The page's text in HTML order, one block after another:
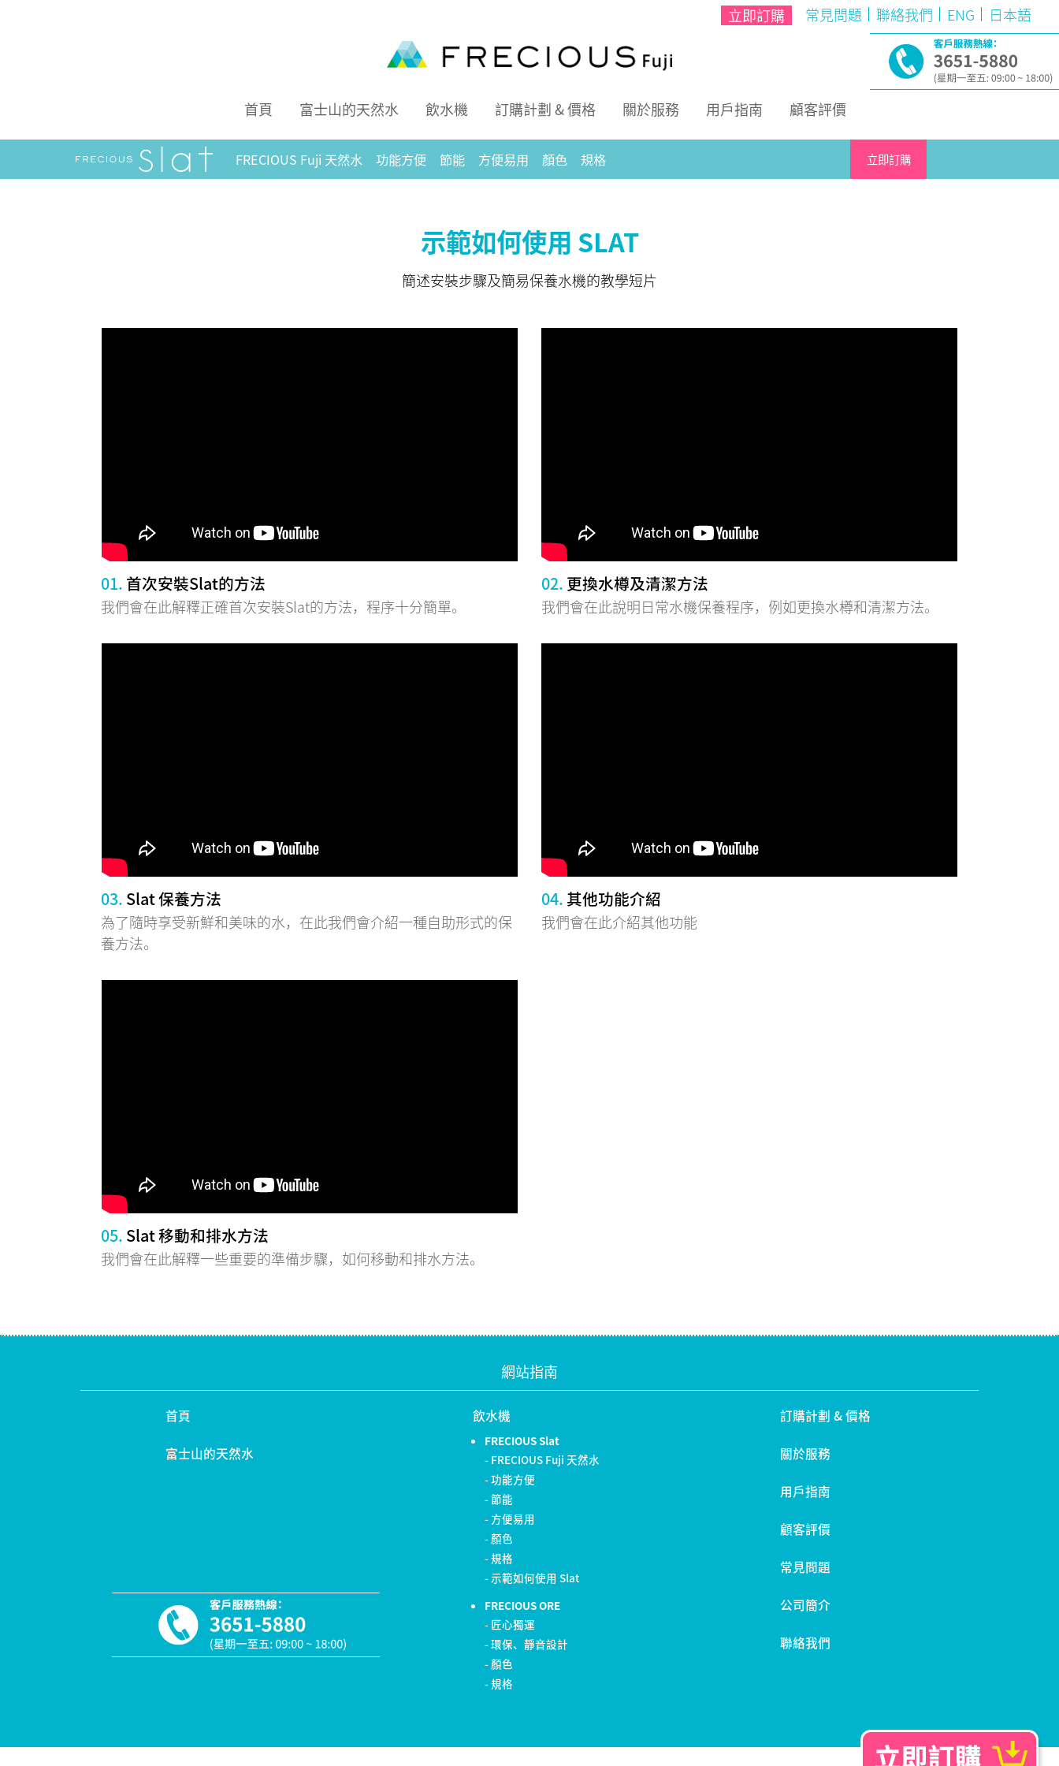
立即訂購 常見問題 聯絡我們 ENG 日本語
首頁 富士山的天然水 飲水機 訂購計劃 & 價格 關於服務 用戶指南 顧客評價
FRECIOUS Fuji 天然水 功能方便 節能 方便易用 顏色 規格 立即訂購
示範如何使用 SLAT
簡述安裝步驟及簡易保養水機的教學短片
01. 首次安裝Slat的方法
我們會在此解釋正確首次安裝Slat的方法，程序十分簡單。
02. 更換水樽及清潔方法
我們會在此說明日常水機保養程序，例如更換水樽和清潔方法。
03. Slat 保養方法
為了隨時享受新鮮和美味的水，在此我們會介紹一種自助形式的保
養方法。
04. 其他功能介紹
我們會在此介紹其他功能
05. Slat 移動和排水方法
我們會在此解釋一些重要的準備步驟，如何移動和排水方法。
網站指南
首頁
富士山的天然水
飲水機
FRECIOUS Slat
- FRECIOUS Fuji 天然水
-功能方便
-節能
-方便易用
-顏色
-規格
-示範如何使用 Slat
FRECIOUS ORE
- 匠心獨運
-環保、靜音設計
-顏色
-規格
訂購計劃 & 價格
關於服務
用戶指南
顧客評價
常見問題
公司簡介
聯絡我們